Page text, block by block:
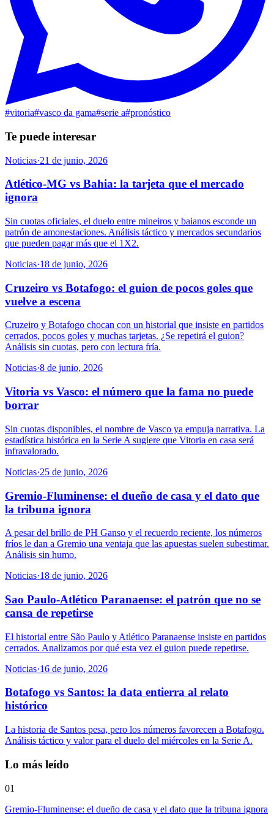
#vitoria#vasco da gama#serie a#pronóstico
Te puede interesar
Noticias·21 de junio, 2026
Atlético-MG vs Bahia: la tarjeta que el mercado
ignora
Sin cuotas oficiales, el duelo entre mineiros y baianos esconde un
patrón de amonestaciones. Análisis táctico y mercados secundarios
que pueden pagar más que el 1X2.
Noticias·18 de junio, 2026
Cruzeiro vs Botafogo: el guion de pocos goles que
vuelve a escena
Cruzeiro y Botafogo chocan con un historial que insiste en partidos
cerrados, pocos goles y muchas tarjetas. ¿Se repetirá el guion?
Análisis sin cuotas, pero con lectura fría.
Noticias·8 de junio, 2026
Vitoria vs Vasco: el número que la fama no puede
borrar
Sin cuotas disponibles, el nombre de Vasco ya empuja narrativa. La
estadística histórica en la Serie A sugiere que Vitoria en casa será
infravalorado.
Noticias·25 de junio, 2026
Gremio-Fluminense: el dueño de casa y el dato que
la tribuna ignora
A pesar del brillo de PH Ganso y el recuerdo reciente, los números
fríos le dan a Gremio una ventaja que las apuestas suelen subestimar.
Análisis sin humo.
Noticias·18 de junio, 2026
Sao Paulo-Atlético Paranaense: el patrón que no se
cansa de repetirse
El historial entre São Paulo y Atlético Paranaense insiste en partidos
cerrados. Analizamos por qué esta vez el guion puede repetirse.
Noticias·16 de junio, 2026
Botafogo vs Santos: la data entierra al relato
histórico
La historia de Santos pesa, pero los números favorecen a Botafogo.
Análisis táctico y valor para el duelo del miércoles en la Serie A.
Lo más leído
01
Gremio-Fluminense: el dueño de casa y el dato que la tribuna ignora